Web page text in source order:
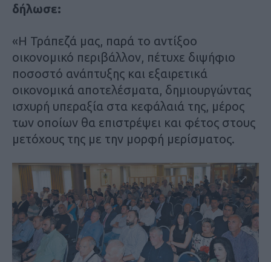
δήλωσε:
«Η Τράπεζά μας, παρά το αντίξοο
οικονομικό περιβάλλον, πέτυχε διψήφιο
ποσοστό ανάπτυξης και εξαιρετικά
οικονομικά αποτελέσματα, δημιουργώντας
ισχυρή υπεραξία στα κεφάλαιά της, μέρος
των οποίων θα επιστρέψει και φέτος στους
μετόχους της με την μορφή μερίσματος.